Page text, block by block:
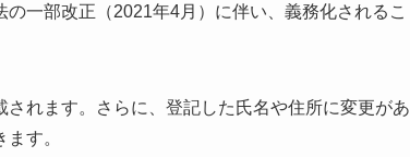
一部改正（2021年4月）に伴い、義務化されるこ
れます。さらに、登記した氏名や住所に変更があ
す。